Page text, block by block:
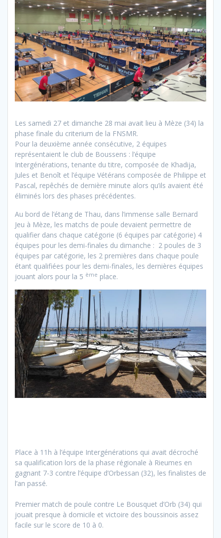
Les samedi 27 et dimanche 28 mai avait lieu à Mèze (34) la
phase finale du criterium de la FNSMR.
Pour la deuxième année consécutive, 2 équipes
représentaient le club de Boussens : l’équipe
Intergénérations, tenante du titre, composée de Khadija,
Jules et Benoît et l’équipe Vétérans composée de Philippe et
Pascal, repêchés de dernière minute alors qu’ils avaient été
éliminés lors des phases précédentes.
Au bord de l’étang de Thau, dans l’immense salle Bernard
Jeu à Mèze, les matchs de poule devaient permettre de
qualifier dans chaque catégorie (6 équipes par catégorie) 4
équipes pour les demi-finales du dimanche : 2 poules de 3
équipes par catégorie, les 2 premières dans chaque poule
étant qualifiées pour les demi-finales, les dernières équipes
jouant alors pour la 5 ème place.
Place à 11h à l’équipe Intergénérations qui avait décroché
sa qualification lors de la phase régionale à Rieumes en
gagnant 7-3 contre l’équipe d’Orbessan (32), les finalistes de
l’an passé.
Premier match de poule contre Le Bousquet d’Orb (34) qui
jouait presque à domicile et victoire des boussinois assez
facile sur le score de 10 à 0.